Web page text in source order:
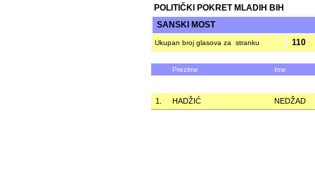
POLITIČKI POKRET MLADIH BIH
SANSKI MOST
Ukupan broj glasova za stranku 110
Prezime Ime
1. HADŽIĆ NEDŽAD